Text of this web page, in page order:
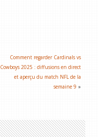
Comment regarder Cardinals vs
Cowboys 2025 : diffusions en direct
et aperçu du match NFL de la
semaine 9 »